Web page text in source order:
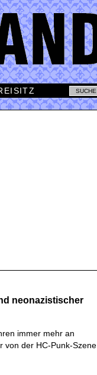
neonazistischer
immer mehr an
von der HC-Punk-Szene